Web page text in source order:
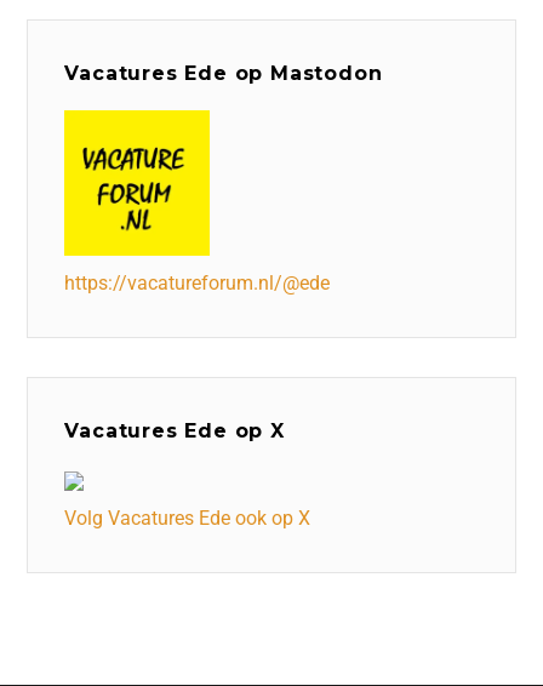
Vacatures Ede op Mastodon
https://vacatureforum.nl/@ede
Vacatures Ede op X
Volg Vacatures Ede ook op X